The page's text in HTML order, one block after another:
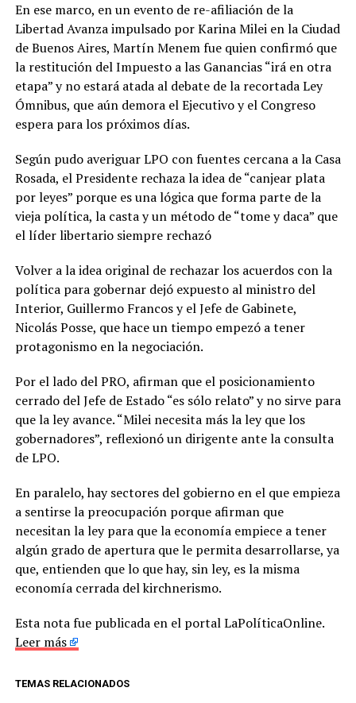
En ese marco, en un evento de re-afiliación de la
Libertad Avanza impulsado por Karina Milei en la Ciudad
de Buenos Aires, Martín Menem fue quien confirmó que
la restitución del Impuesto a las Ganancias “irá en otra
etapa” y no estará atada al debate de la recortada Ley
Ómnibus, que aún demora el Ejecutivo y el Congreso
espera para los próximos días.
Según pudo averiguar LPO con fuentes cercana a la Casa
Rosada, el Presidente rechaza la idea de “canjear plata
por leyes” porque es una lógica que forma parte de la
vieja política, la casta y un método de “tome y daca” que
el líder libertario siempre rechazó
Volver a la idea original de rechazar los acuerdos con la
política para gobernar dejó expuesto al ministro del
Interior, Guillermo Francos y el Jefe de Gabinete,
Nicolás Posse, que hace un tiempo empezó a tener
protagonismo en la negociación.
Por el lado del PRO, afirman que el posicionamiento
cerrado del Jefe de Estado “es sólo relato” y no sirve para
que la ley avance. “Milei necesita más la ley que los
gobernadores”, reflexionó un dirigente ante la consulta
de LPO.
En paralelo, hay sectores del gobierno en el que empieza
a sentirse la preocupación porque afirman que
necesitan la ley para que la economía empiece a tener
algún grado de apertura que le permita desarrollarse, ya
que, entienden que lo que hay, sin ley, es la misma
economía cerrada del kirchnerismo.
Esta nota fue publicada en el portal LaPolíticaOnline.
Leer más
TEMAS RELACIONADOS